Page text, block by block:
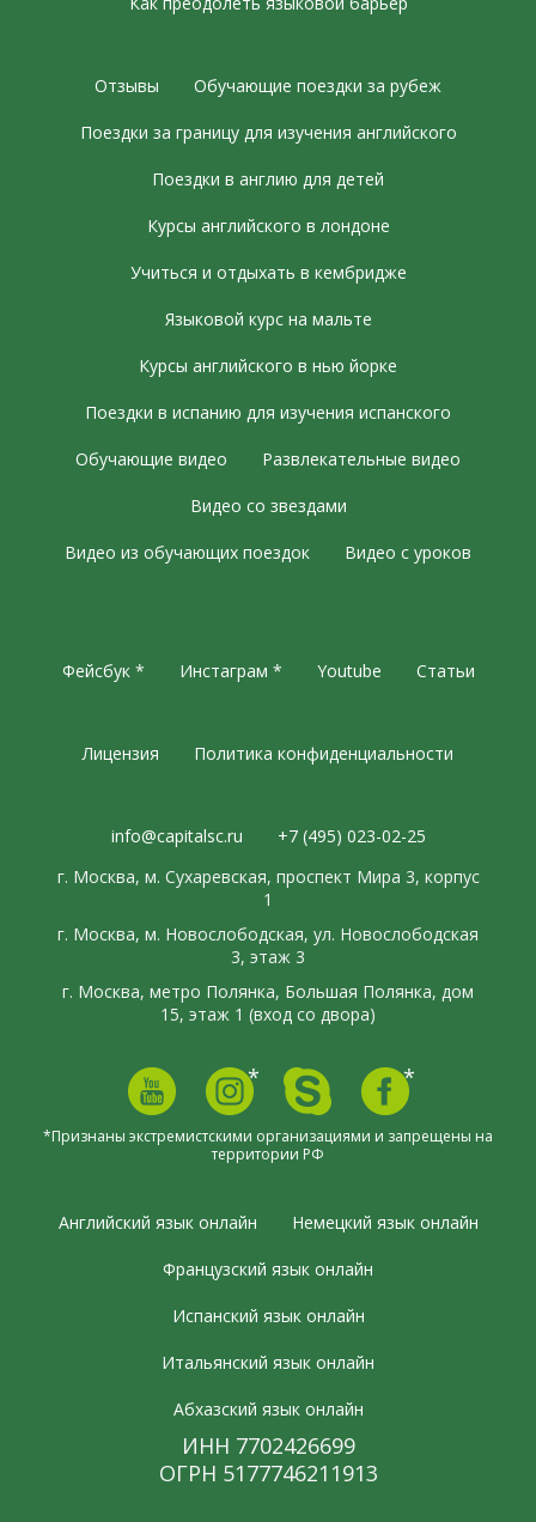
Отзывы Обучающие поездки за рубеж
Поездки за границу для изучения английского
Поездки в англию для детей
Курсы английского в лондоне
Учиться и отдыхать в кембридже
Языковой курс на мальте
Курсы английского в нью йорке
Поездки в испанию для изучения испанского
Обучающие видео Развлекательные видео
Видео со звездами
Видео из обучающих поездок Видео с уроков
Фейсбук * Инстаграм * Youtube Статьи
Лицензия Политика конфиденциальности
info@capitalsc.ru
+7 (495) 023-02-25
г. Москва, м. Сухаревская, проспект Мира 3, корпус
1
г. Москва, м. Новослободская, ул. Новослободская
3, этаж 3
г. Москва, метро Полянка, Большая Полянка, дом
15, этаж 1 (вход со двора)
* *
*Признаны экстремистскими организациями и запрещены на
территории РФ
Английский язык онлайн Немецкий язык онлайн
Французский язык онлайн
Испанский язык онлайн
Итальянский язык онлайн
Абхазский язык онлайн
ИНН 7702426699
ОГРН 5177746211913